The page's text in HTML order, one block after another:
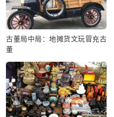
古董局中局：地摊货文玩冒充古
董